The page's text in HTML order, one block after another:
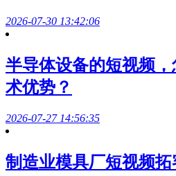
2026-07-30 13:42:06
半导体设备的短视频
术优势？
2026-07-27 14:56:35
制造业模具厂短视频